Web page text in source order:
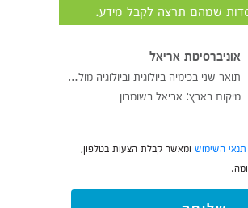
שמהם תרצה לקבל מידע.
אוניברסיטת אריאל
תואר שני בכימיה ביולוגית וביולוגיה מולקולרית M.Sc
מיקום בארץ: אריאל בשומרון
תנאי השימוש ומאשר קבלת הצעות בטלפון,